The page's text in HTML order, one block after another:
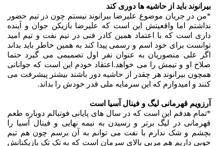
بیرانوند باید از حاشیه ها دوری کند
*من در جریان موضوع علیرضا بیرانوند نیستم چون در تیم حضور
نداشتم اما واقعیتش این است که علیرضا بازیکن جوان و آینده
داری است که با اعتماد همین کادر فنی در تیم نفت و تیم امید
توانست برای خود اسم و رسمی پیدا کند به همین خاطر باید بداند
اگر علی منصوریان به عنوان نفر اول تصمیمی می گیرد حتما
صلاح او و تیمش را می خواهد.اعتقاد خودم این است که جوانانی
همچون بیرانوند هر چقدر از حاشیه دور باشند بیشتر پیشرفت می
کنند و امیدوارم که این سرمایه ملی قدر خودش را بداند.
آرزویم قهرمانی لیگ و فینال آسیا است
*تمام هدفم این است که در سال های پایانی فوتبالم دوباره طعم
قهرمانی در لیگ برتر و رسیدن به نیمه نهایی و فینال آسیا را
بچشم و شک ندارم با نفت می توانم به آن برسم چون هم تیم
خوبی داریم هم مربی بالای سرمان است که به تک تک بازیکنانش